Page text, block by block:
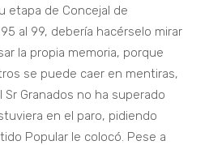
etapa de Concejal de
al 99, debería hacérselo mirar
la propia memoria, porque
se puede caer en mentiras,
Granados no ha superado
en el paro, pidiendo
Popular le colocó. Pese a